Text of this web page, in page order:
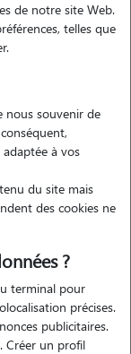
de notre site Web.
telles que
nous souvenir de
à vos
du site mais
des cookies ne
?
terminal pour
précises.
publicitaires.
Créer un profil